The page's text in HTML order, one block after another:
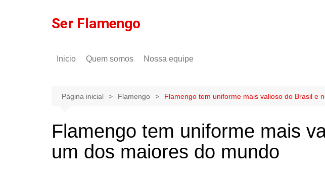
Ser Flamengo
Inicio Quem somos
Política de privacidade
Nossa equipe
Gilson Lima
Página inicial Flamengo Flamengo tem uniforme mais valioso do Brasil e
Flamengo tem uniforme mais
um dos maiores do mundo